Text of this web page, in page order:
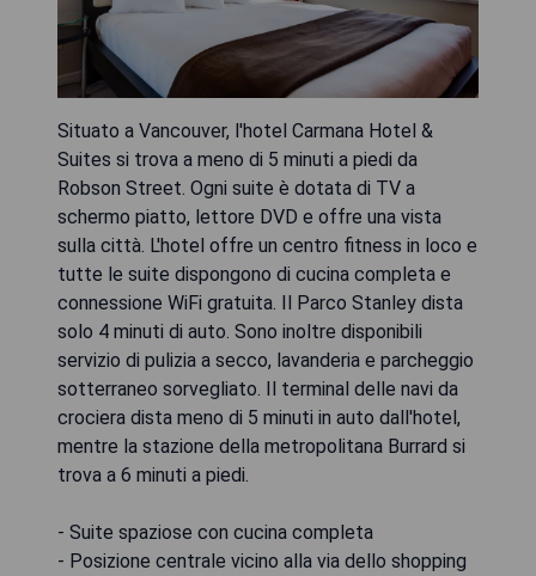
Situato a Vancouver, l'hotel Carmana Hotel &
Suites si trova a meno di 5 minuti a piedi da
Robson Street. Ogni suite è dotata di TV a
schermo piatto, lettore DVD e offre una vista
sulla città. L'hotel offre un centro fitness in loco e
tutte le suite dispongono di cucina completa e
connessione WiFi gratuita. Il Parco Stanley dista
solo 4 minuti di auto. Sono inoltre disponibili
servizio di pulizia a secco, lavanderia e parcheggio
sotterraneo sorvegliato. Il terminal delle navi da
crociera dista meno di 5 minuti in auto dall'hotel,
mentre la stazione della metropolitana Burrard si
trova a 6 minuti a piedi.
- Suite spaziose con cucina completa
- Posizione centrale vicino alla via dello shopping